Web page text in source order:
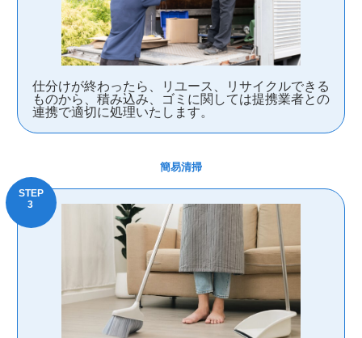
仕分けが終わったら、リユース、リサイクルできる
ものから、積み込み、ゴミに関しては提携業者との
連携で適切に処理いたします。
簡易清掃